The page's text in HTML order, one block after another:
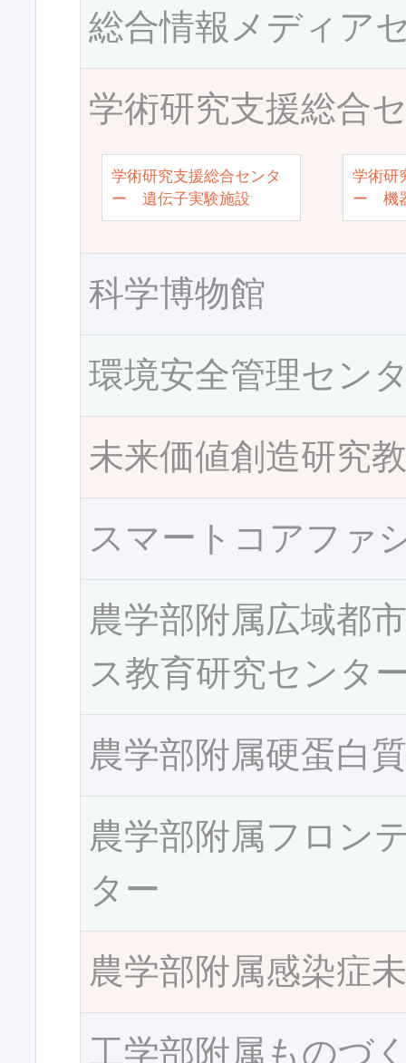
総合情報メディア
学術研究支援総合
学術研究支援総合センタ
ー 遺伝子実験施設
学術研
ー 機
科学博物館
環境安全管理セン
未来価値創造研究
スマートコアファ
農学部附属広域都
ス教育研究センタ
農学部附属硬蛋白
農学部附属フロン
ター
農学部附属感染症
工学部附属ものづ